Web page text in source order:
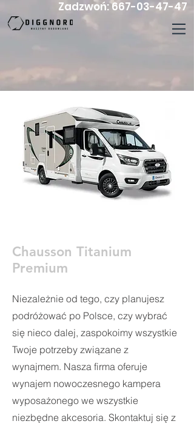
Zadzwoń:667-03-47-47
Chausson Titanium
Premium
Niezależnie od tego, czy planujesz
podróżować po Polsce, czy wybrać
się nieco dalej, zaspokoimy wszystkie
Twoje potrzeby związane z
wynajmem. Nasza firma oferuje
wynajem nowoczesnego kampera
wyposażonego we wszystkie
niezbędne akcesoria. Skontaktuj się z